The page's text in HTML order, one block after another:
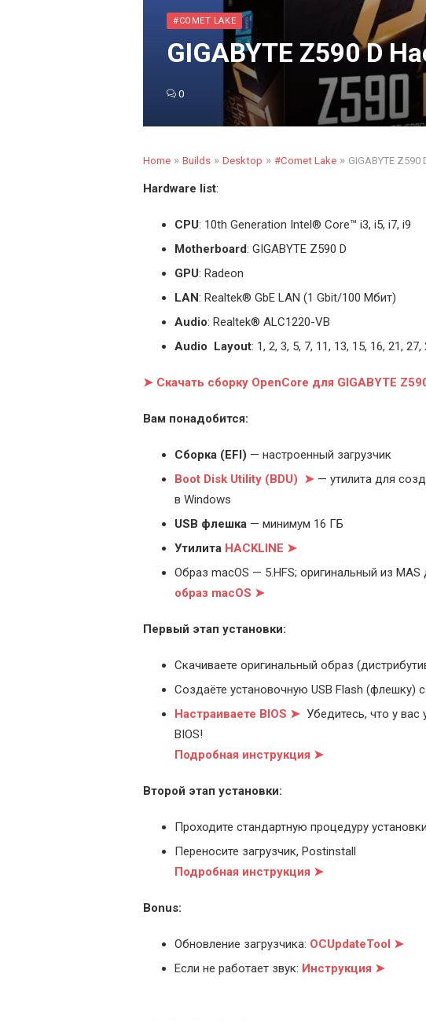
#COMET LAKE
GIGABYTE Z590 D
0
Home » Builds » Desktop » #Comet Lake » GIGABYTE
Hardware list:
CPU: 10th Generation Intel® Core™ i3, i5, i7, i9
Motherboard: GIGABYTE Z590 D
GPU: Radeon
LAN: Realtek® GbE LAN (1 Gbit/100 Мбит)
Audio: Realtek® ALC1220-VB
Audio Layout: 1, 2, 3, 5, 7, 11, 13, 15, 16, 21, 27,
➤ Скачать сборку OpenCore для GIGABYTE
Вам понадобится:
Cборка (EFI) — настроенный загрузчик
Boot Disk Utility (BDU) ➤ — утилита для
в Windows
USB флешка — минимум 16 ГБ
Утилита HACKLINE ➤
Образ macOS — 5.HFS; оригинальный из MAS
образ macOS ➤
Первый этап установки:
Скачиваете оригинальный образ
Создаёте установочную USB Flash (флешку)
Настраиваете BIOS ➤ Убедитесь, что у
BIOS!
Подробная инструкция ➤
Второй этап установки:
Проходите стандартную процедуру
Переносите загрузчик, Postinstall
Подробная инструкция ➤
Bonus:
Обновление загрузчика: OCUpdateTool ➤
Если не работает звук: Инструкция ➤